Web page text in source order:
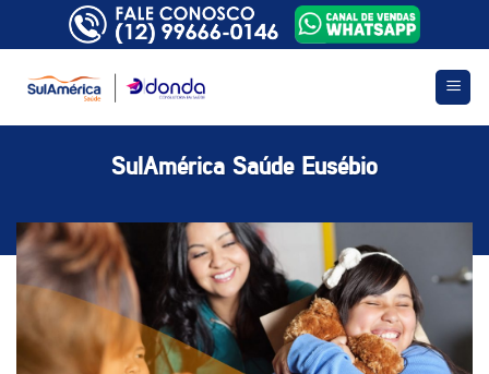
SulAmérica Saúde Eusébio